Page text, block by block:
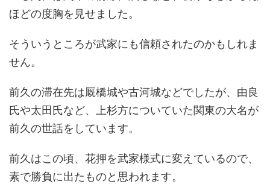
ほどの度胸を見せました。
そういうところが武家にも信頼されたのかもしれま
せん。
前久の滞在先は厩橋城や古河城などでしたが、由良
氏や太田氏など、上杉方についていた関東の大名が
前久の世話をしています。
前久はこの頃、花押を武家様式に変えているので、
素で勝負に出たものと思われます。